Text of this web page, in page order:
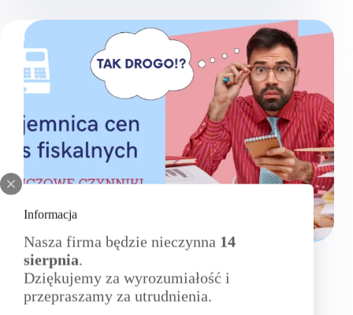
Informacja
Nasza firma będzie nieczynna 14
sierpnia.
Dziękujemy za wyrozumiałość i
przepraszamy za utrudnienia.
Aktualności,itsystem,urządzenia fiskalne
Dlaczego kasy fiskalne są drogie?
Sprawdź, jak zgodność z przepisami, zaawansowane